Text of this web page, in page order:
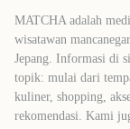
MATCHA adalah
wisatawan
Jepang. Informasi di
topik: mulai dari
kuliner, shopping,
rekomendasi. Kami